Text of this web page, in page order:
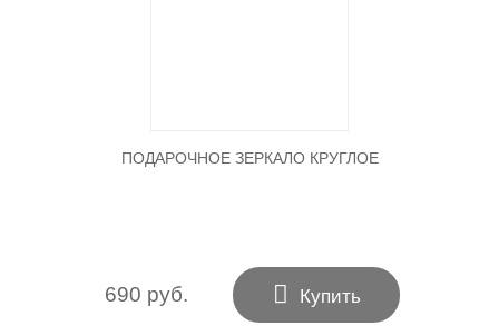
ПОДАРОЧНОЕ ЗЕРКАЛО КРУГЛОЕ
690 руб.  Купить